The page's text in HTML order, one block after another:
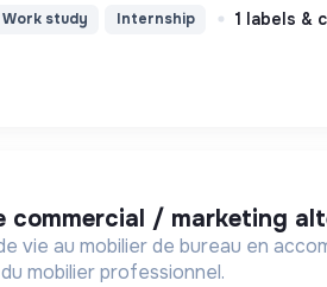
Work study Internship 1 labels &
commercial / marketing
vie au mobilier de bureau en
mobilier professionnel.